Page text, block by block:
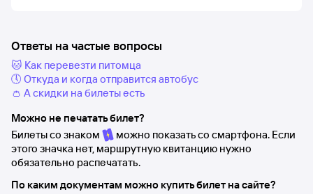
Ответы на частые вопросы
🐱 Как перевезти питомца
🕔 Откуда и когда отправится автобус
👛 А скидки на билеты есть
Можно не печатать билет?
Билеты со знаком
можно показать со смартфона. Если
этого значка нет, маршрутную квитанцию нужно
обязательно распечатать.
По каким документам можно купить билет на сайте?